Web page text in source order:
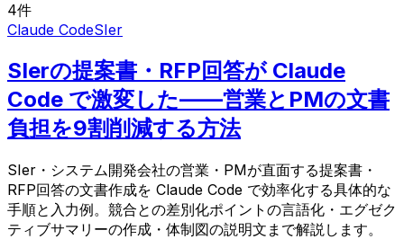
4件
Claude CodeSIer
SIerの提案書・RFP回答が Claude
Code で激変した——営業とPMの文書
負担を9割削減する方法
SIer・システム開発会社の営業・PMが直面する提案書・
RFP回答の文書作成を Claude Code で効率化する具体的な
手順と入力例。競合との差別化ポイントの言語化・エグゼク
ティブサマリーの作成・体制図の説明文まで解説します。